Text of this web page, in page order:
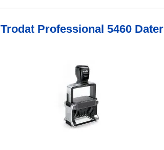
Trodat Professional 5460 Dater